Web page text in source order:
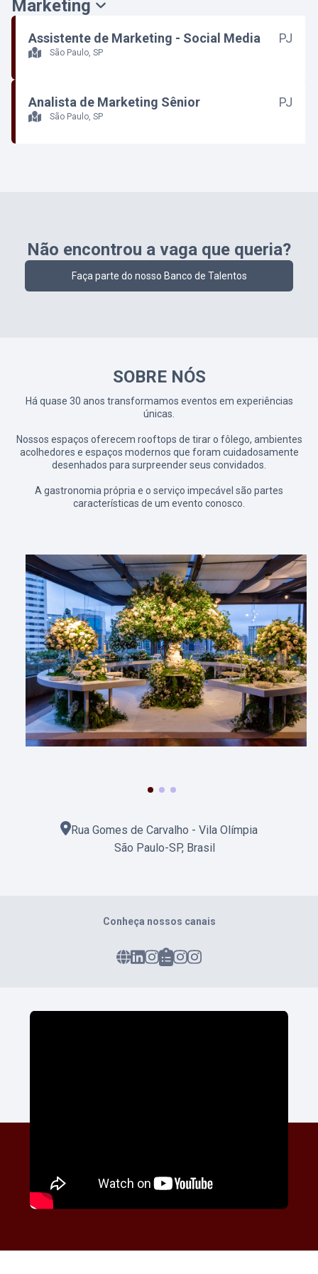
Marketing
Assistente de Marketing - Social Media PJ
São Paulo, SP
Analista de Marketing Sênior PJ
São Paulo, SP
Não encontrou a vaga que queria?
Faça parte do nosso Banco de Talentos
SOBRE NÓS
Há quase 30 anos transformamos eventos em experiências
únicas.
Nossos espaços oferecem rooftops de tirar o fôlego, ambientes
acolhedores e espaços modernos que foram cuidadosamente
desenhados para surpreender seus convidados.
A gastronomia própria e o serviço impecável são partes
características de um evento conosco.
Rua Gomes de Carvalho - Vila Olímpia
São Paulo-SP, Brasil
Conheça nossos canais